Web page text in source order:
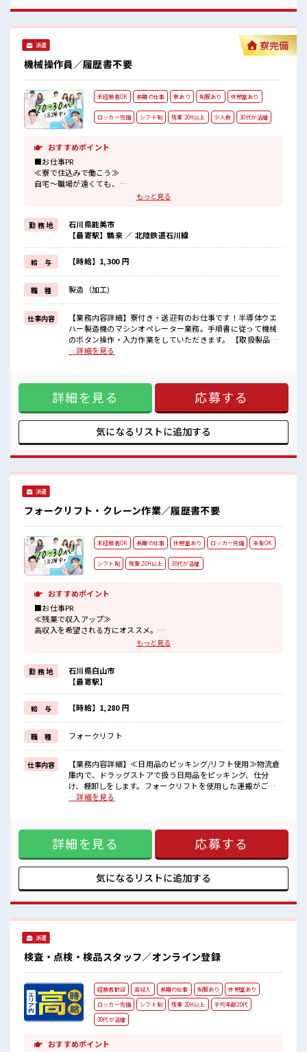
派遣
機械操作員／履歴書不要
寮完備
未経験者OK 長期の仕事 寮あり 制服あり 休憩室あり
ロッカー完備 シフト制 残業 20H以上 少人数 30代が活躍
おすすめポイント
■お仕事PR
≪寮で住込みで働こう≫
自宅～職場が遠くても、
興味があれば安心して応募できちゃう！
≪稼ぎたい人向け≫
高収入を希望される方にオススメ。
残業は月20時間以上あります♪
≪ラクラク制服アリ≫
制服があるので、
毎日の服装の悩み解消♪
≪未経験OKの仕事≫
新しいことにチャレンジするのは不安だけど、
しっかり働く環境が整っています！
イチからスキルUP・ステップUP目指していきましょう！
■職場の雰囲気
少人数の職場でこじんまり。
ストレス解消☆
職場にはロッカー完備！
私物の置きすぎには注意が必要ですね★
もっと見る
勤 務 地
石川県能美市
【最寄駅】鶴来 ／ 北陸鉄道石川線
給 与 【時給】1,300 円
職 種 製造（加工)
仕事内容
【業務内容詳細】寮付き・送迎有のお仕事です！半導体ウエ
ハー製造機のマシンオペレーター業務。手順書に従って機械
のボタン操作・入力作業をしていただきます。 【取扱製品詳
細】半導体 ※寮アリのお仕事！一人暮らしスタートにもピッ
借りるより安く住めちゃうかも？ ≪稼ぎたい人向け≫ 高収入
を希望される方にオススメ。 残業は月20時間以上あります♪
≪ラクラク制服アリ≫ 制服があるので、 毎日の服装の悩み解
消♪ ≪未経験OKの仕事≫ 新しいことにチャレンジするのは
不安だけど、 しっかり働く環境が整っています！ イチからス
キルUP・ステップUP目指していきましょう！ ■職場の雰囲
ゃうかも？ 休憩室で楽しくおしゃべり！ ストレス解消☆ 職場
にはロッカー完備！ 私物の置きすぎには注意が必要ですね★
…詳細を見る
詳細を見る 応募する
気になるリストに追加する
派遣
フォークリフト・クレーン作業／履歴書不要
未経験者OK 長期の仕事 休憩室あり ロッカー完備 染髪OK
シフト制 残業 20H以上 30代が活躍
おすすめポイント
■お仕事PR
≪残業で収入アップ≫
高収入を希望される方にオススメ。
残業は月20時間以上あります♪
明るすぎたり奇抜でなければ基本的に自由！
(規定有)≪未経験の方も大カンゲイ≫
新しいことにチャレンジするのは不安だけど、
しっかり働く環境が整っています！
イチからスキルUP・ステップUP目指していきましょう！
≪収入アップを目指せる≫
高時給だらけの派遣のお仕事です！
■職場の雰囲気
キバツ過ぎなければ髪色・髪型は自由！
あなたの個性を大事にできます♪
休憩室で楽しくランチ♪
時間があれば昼寝もしちゃおう！
もっと見る
勤 務 地
石川県白山市
【最寄駅】
給 与 【時給】1,280 円
職 種 フォークリフト
仕事内容
【業務内容詳細】≪日用品のピッキング/リフト使用≫物流倉
庫内で、ドラッグストアで扱う日用品をピッキング、仕分
け、棚卸しをします。フォークリフトを使用した運搬がござ
います。【取扱製品詳細】ドラッグストアで扱う日用品等 ■
く働く≫ 明るすぎたり奇抜でなければ基本的に自由！ (規定
有)≪未経験の方も大カンゲイ≫ 新しいことにチャレンジする
のは不安だけど、 しっかり働く環境が整っています！ イチか
らスキルUP・ステップUP目指していきましょう！ ≪収入ア
ップを目指せる≫ 高時給だらけの派遣のお仕事です！ ■職場
の雰囲気 キバツ過ぎなければ髪色・髪型は自由！ あなたの個
昼寝もしちゃおう！ ロッカーあり！ 安心してお仕事に集中♪
…詳細を見る
詳細を見る 応募する
気になるリストに追加する
派遣
検査・点検・検品スタッフ／オンライン登録
経験者歓迎 高収入 長期の仕事 制服あり
休憩室あり
ロッカー完備
シフト制 残業 20H以上
平均年齢20代
30代が活躍
おすすめポイント